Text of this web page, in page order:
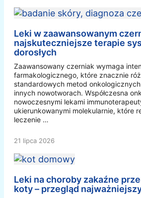
Leki w zaawansowanym
najskuteczniejsze terapie
dorosłych
Zaawansowany czerniak wymaga
farmakologicznego, które znacznie
standardowych metod
innych nowotworach. Współczesna
nowoczesnymi lekami
ukierunkowanymi molekularnie, które
leczenie …
21 lipca 2026
Leki na choroby zakaźne
koty – przegląd